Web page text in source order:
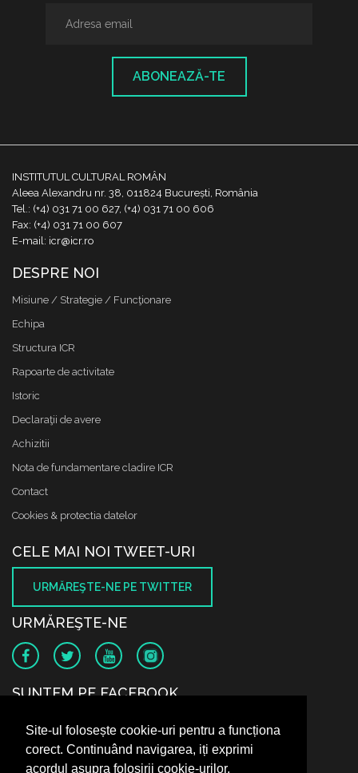
Site-ul folosește cookie-uri pentru a funcționa
corect. Continuând navigarea, iți exprimi
acordul asupra folosirii cookie-urilor.
ABONEAZĂ-TE
INSTITUTUL CULTURAL ROMÂN
Aleea Alexandru nr. 38, 011824 București, România
Tel.: (+4) 031 71 00 627, (+4) 031 71 00 606
Fax: (+4) 031 71 00 607
E-mail: icr@icr.ro
DESPRE NOI
Misiune / Strategie / Funcţionare
Echipa
Structura ICR
Rapoarte de activitate
Istoric
Declaraţii de avere
Achizitii
Nota de fundamentare cladire ICR
Contact
Cookies & protectia datelor
CELE MAI NOI TWEET-URI
URMĂREŞTE-NE PE TWITTER
URMĂREŞTE-NE
SUNTEM PE FACEBOOK